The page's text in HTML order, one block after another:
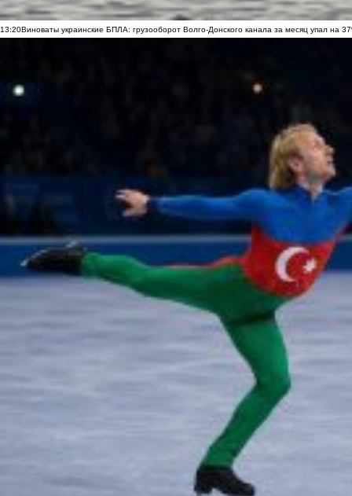
13:20Виноваты украинские БПЛА: грузооборот Волго-Донского канала за месяц упал на